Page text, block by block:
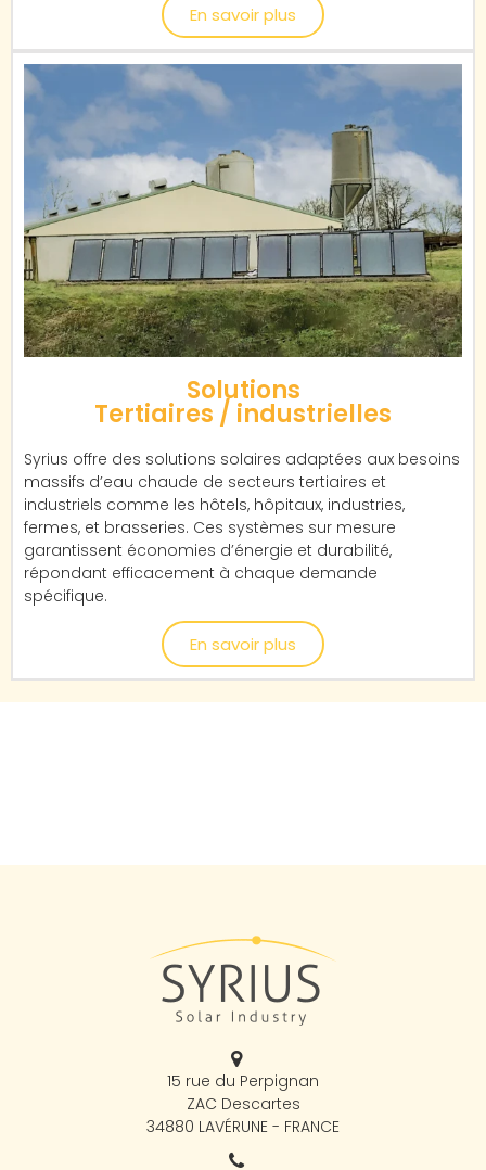
En savoir plus
Solutions
Tertiaires / industrielles
Syrius offre des solutions solaires adaptées aux besoins
massifs d’eau chaude de secteurs tertiaires et
industriels comme les hôtels, hôpitaux, industries,
fermes, et brasseries. Ces systèmes sur mesure
garantissent économies d’énergie et durabilité,
répondant efficacement à chaque demande
spécifique.
En savoir plus
15 rue du Perpignan
ZAC Descartes
34880 LAVÉRUNE - FRANCE